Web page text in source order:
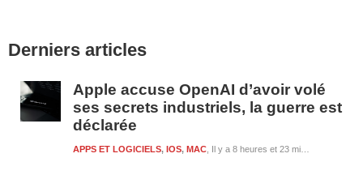
latérale
Derniers articles
Apple accuse OpenAI d’avoir volé
ses secrets industriels, la guerre est
déclarée
Il y a 8 heures et 23 minutes
APPS ET LOGICIELS, IOS, MAC